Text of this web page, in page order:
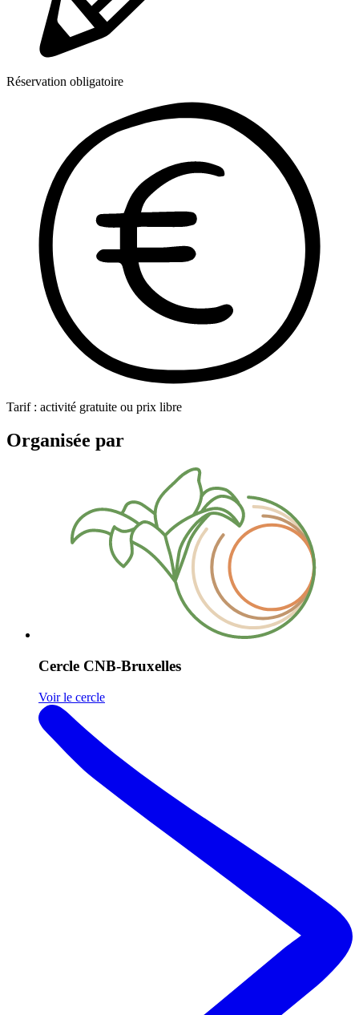
Réservation obligatoire
Tarif : activité gratuite ou prix libre
Organisée par
Cercle CNB-Bruxelles
Voir le cercle